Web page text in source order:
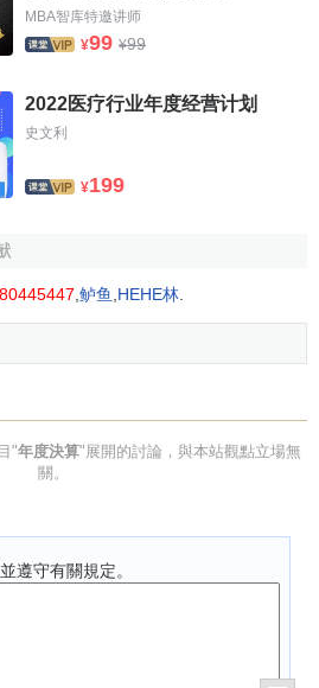
逾期貸款
的資產等，這些資產在賬外
用情況：
的主要部分，決算時，對於利息收
MBA智库特邀讲师
¥99 ¥99
2022医疗行业年度经营计划
史文利
¥199
鲈鱼 HEHE林
"年度決算"展開的討論，與本站觀點立場無
關。
遵守有關規定。